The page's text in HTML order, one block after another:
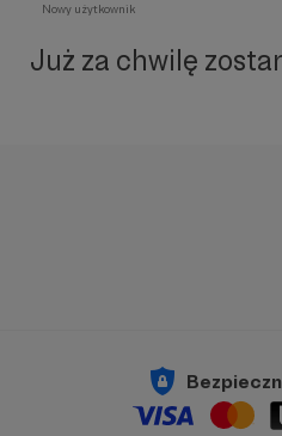
Nowy użytkownik
Już za chwilę